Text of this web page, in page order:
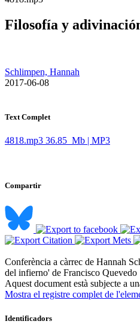
Filosofía y
Schlimpen, Hannah
​ 2017-06-08
Text Complet
4818.mp3 36.85 Mb | MP3
Compartir
Conferència a càrrec de Hannah
del infierno' de Francisco Quevedo ​
Aquest document està subjecte a
Mostra el registre complet de
Identificadors